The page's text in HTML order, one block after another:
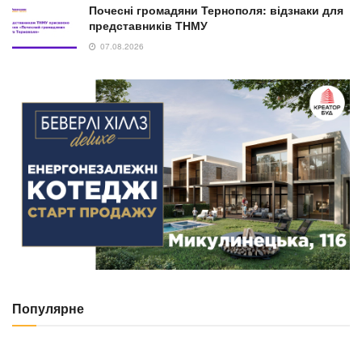
Почесні громадяни Тернополя: відзнаки для
представників ТНМУ
07.08.2026
Популярне